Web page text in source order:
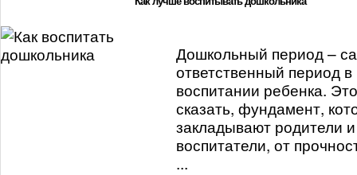
Дошкольный период –
ответственный период в
воспитании ребенка.
сказать, фундамент,
закладывают родители и
воспитатели, от
...